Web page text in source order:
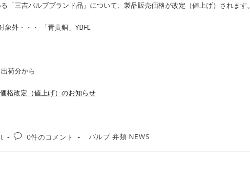
「三吉バルブブランド品」について、製品販売価格が改定（値上げ）されます。
外・・・ 「青黄銅」YBFE
荷分から
格改定（値上げ）のお知らせ
投
0件のコメント
投バルブ 弁類 NEWS